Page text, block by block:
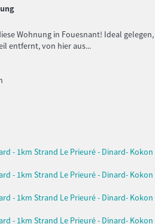
Wohnung in Fouesnant! Ideal gelegen,
entfernt, von hier aus...